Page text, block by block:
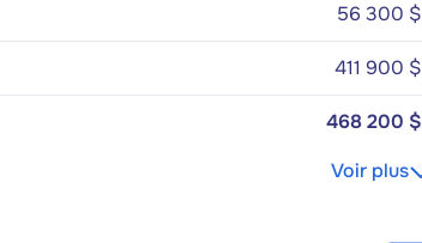
56 300 $
411 900 $
468 200 $
Voir plus